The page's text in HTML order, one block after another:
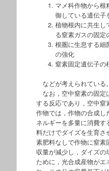
マメ科作物から根
御している遺伝子
植物根内に共生し
る窒素ガスの固定
根圏に生息する細
の強化
窒素固定遺伝子の
などが考えられている。
なお，空中窒素の固定
する反応であり，空中
作物では，作物の合成し
ネルギーを多量に消費
料だけでダイズを生育
素肥料なしで作物に窒
収量が減少し，ダイズ
ために，光合成産物がエ